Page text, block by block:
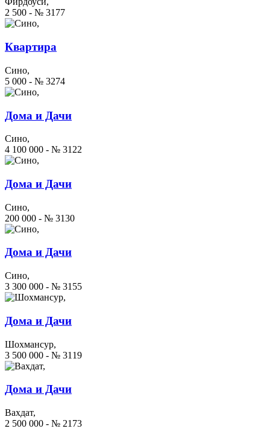
2 500 - № 3177
Квартира
Сино,
5 000 - № 3274
Дома и Дачи
Сино,
4 100 000 - № 3122
Дома и Дачи
Сино,
200 000 - № 3130
Дома и Дачи
Сино,
3 300 000 - № 3155
Дома и Дачи
Шохмансур,
3 500 000 - № 3119
Дома и Дачи
Вахдат,
2 500 000 - № 2173